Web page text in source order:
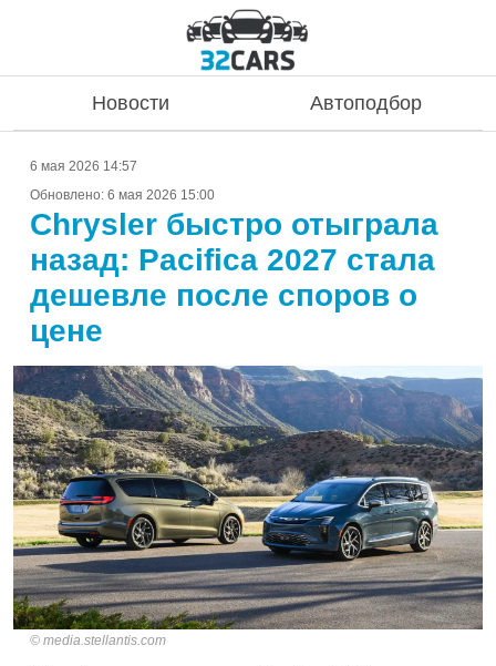
Новости Автоподбор
6 мая 2026 14:57
Обновлено: 6 мая 2026 15:00
Chrysler быстро отыграла
назад: Pacifica 2027 стала
дешевле после споров о
цене
media.stellantis.com